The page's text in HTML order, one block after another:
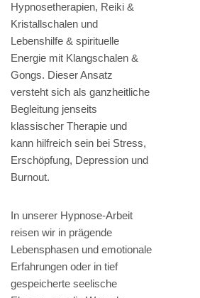
Hypnosetherapien, Reiki &
Kristallschalen und
Lebenshilfe & spirituelle
Energie mit Klangschalen &
Gongs. Dieser Ansatz
versteht sich als ganzheitliche
Begleitung jenseits
klassischer Therapie und
kann hilfreich sein bei Stress,
Erschöpfung, Depression und
Burnout.
In unserer Hypnose-Arbeit
reisen wir in prägende
Lebensphasen und emotionale
Erfahrungen oder in tief
gespeicherte seelische